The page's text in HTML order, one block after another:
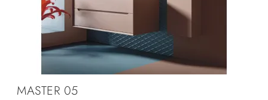
MASTER 05